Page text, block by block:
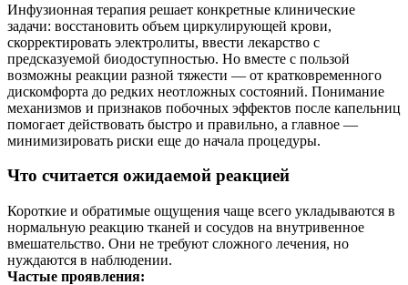
Инфузионная терапия решает конкретные клинические
задачи: восстановить объем циркулирующей крови,
скорректировать электролиты, ввести лекарство с
предсказуемой биодоступностью. Но вместе с пользой
возможны реакции разной тяжести — от кратковременного
дискомфорта до редких неотложных состояний. Понимание
механизмов и признаков побочных эффектов после капельниц
помогает действовать быстро и правильно, а главное —
минимизировать риски еще до начала процедуры.
Что считается ожидаемой реакцией
Короткие и обратимые ощущения чаще всего укладываются в
нормальную реакцию тканей и сосудов на внутривенное
вмешательство. Они не требуют сложного лечения, но
нуждаются в наблюдении.
Частые проявления: